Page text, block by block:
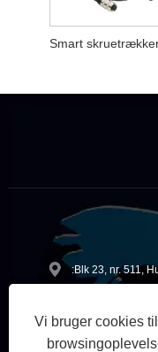
:Blk 23, nr. 511,
:
Vi bruger cookies